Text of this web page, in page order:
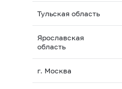
Тульская область
Ярославская
область
г. Москва